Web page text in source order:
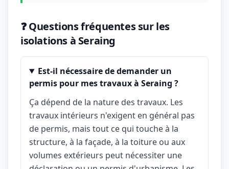
❓ Questions fréquentes sur les
isolations à Seraing
Est-il nécessaire de demander un
permis pour mes travaux à Seraing ?
Ça dépend de la nature des travaux. Les
travaux intérieurs n'exigent en général pas
de permis, mais tout ce qui touche à la
structure, à la façade, à la toiture ou aux
volumes extérieurs peut nécessiter une